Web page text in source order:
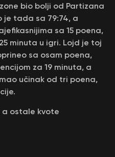
bio bolji od Partizana
je tada sa 79:74, a
sa 15 poena,
minuta u igri. Lojd je toj
sa osam poena,
za 19 minuta, a
učinak od tri poena,
a ostale kvote